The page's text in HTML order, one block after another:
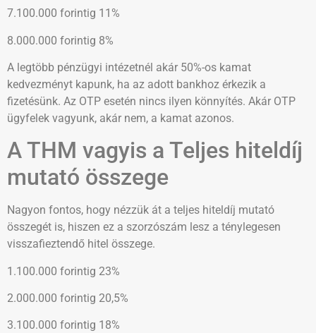
7.100.000 forintig 11%
8.000.000 forintig 8%
A legtöbb pénzügyi intézetnél akár 50%-os kamat
kedvezményt kapunk, ha az adott bankhoz érkezik a
fizetésünk. Az OTP esetén nincs ilyen könnyítés. Akár OTP
ügyfelek vagyunk, akár nem, a kamat azonos.
A THM vagyis a Teljes hiteldíj
mutató összege
Nagyon fontos, hogy nézzük át a teljes hiteldíj mutató
összegét is, hiszen ez a szorzószám lesz a ténylegesen
visszafieztendő hitel összege.
1.100.000 forintig 23%
2.000.000 forintig 20,5%
3.100.000 forintig 18%